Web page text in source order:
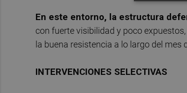
En este entorno, la estructura
con fuerte visibilidad y poco
la buena resistencia a lo largo del mes
INTERVENCIONES SELECTIVAS